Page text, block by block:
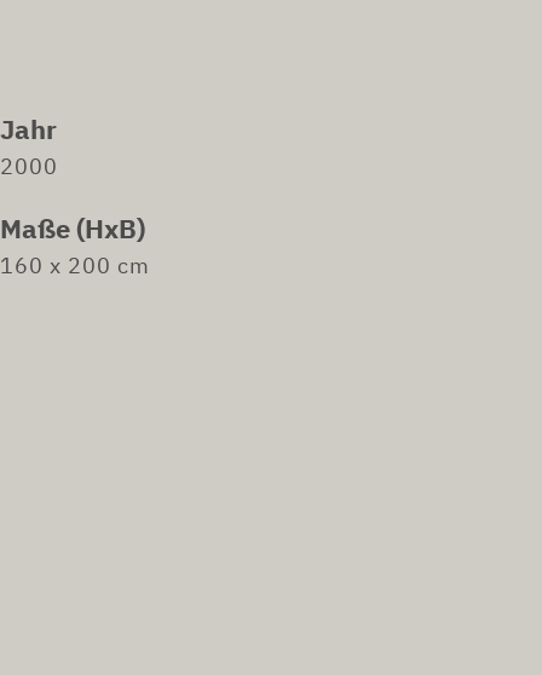
Jahr
2000
Maße (HxB)
160 x 200 cm